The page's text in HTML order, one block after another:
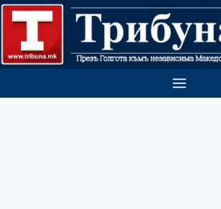
Skip
content